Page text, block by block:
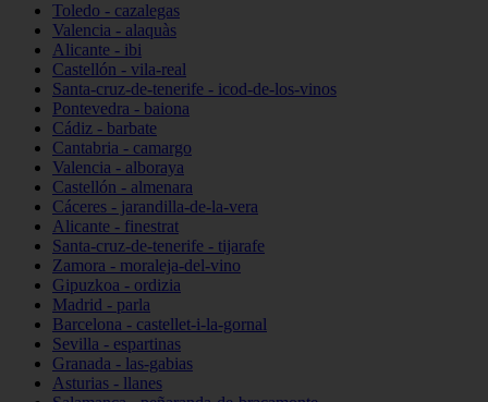
Toledo - cazalegas
Valencia - alaquàs
Alicante - ibi
Castellón - vila-real
Santa-cruz-de-tenerife - icod-de-los-vinos
Pontevedra - baiona
Cádiz - barbate
Cantabria - camargo
Valencia - alboraya
Castellón - almenara
Cáceres - jarandilla-de-la-vera
Alicante - finestrat
Santa-cruz-de-tenerife - tijarafe
Zamora - moraleja-del-vino
Gipuzkoa - ordizia
Madrid - parla
Barcelona - castellet-i-la-gornal
Sevilla - espartinas
Granada - las-gabias
Asturias - llanes